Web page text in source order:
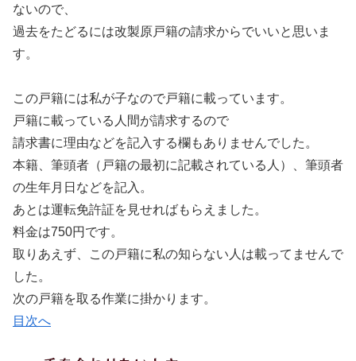
ないので、
過去をたどるには改製原戸籍の請求からでいいと思いま
す。
この戸籍には私が子なので戸籍に載っています。
戸籍に載っている人間が請求するので
請求書に理由などを記入する欄もありませんでした。
本籍、筆頭者（戸籍の最初に記載されている人）、筆頭者
の生年月日などを記入。
あとは運転免許証を見せればもらえました。
料金は750円です。
取りあえず、この戸籍に私の知らない人は載ってませんで
した。
次の戸籍を取る作業に掛かります。
目次へ